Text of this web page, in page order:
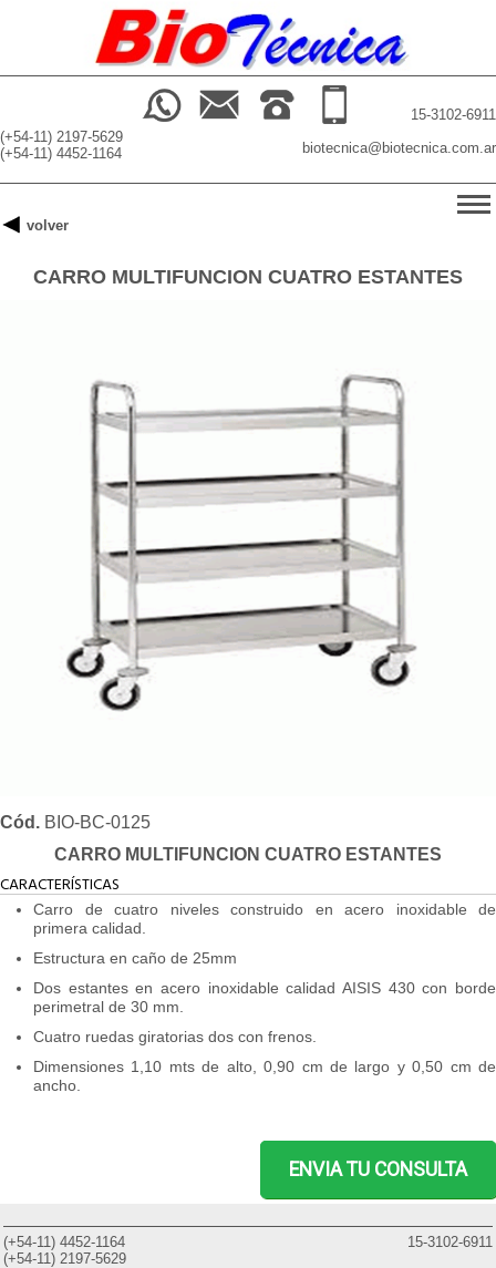
(+54-11) 2197-5629
(+54-11) 4452-1164
15-3102-6911
biotecnica@biotecnica.com.ar
PRODUCTOS
volver
CARRO MULTIFUNCION CUATRO ESTANTES
Cód. BIO-BC-0125
CARRO MULTIFUNCION CUATRO ESTANTES
CARACTERÍSTICAS
Carro de cuatro niveles construido en acero inoxidable de
primera calidad.
Estructura en caño de 25mm
Dos estantes en acero inoxidable calidad AISIS 430 con borde
perimetral de 30 mm.
Cuatro ruedas giratorias dos con frenos.
Dimensiones 1,10 mts de alto, 0,90 cm de largo y 0,50 cm de
ancho.
ENVIA TU CONSULTA
(+54-11) 4452-1164
(+54-11) 2197-5629
15-3102-6911